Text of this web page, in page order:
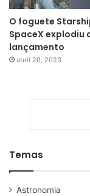
O foguete
SpaceX explodiu
lançamento
abril 20, 2023
Temas
Astronomia